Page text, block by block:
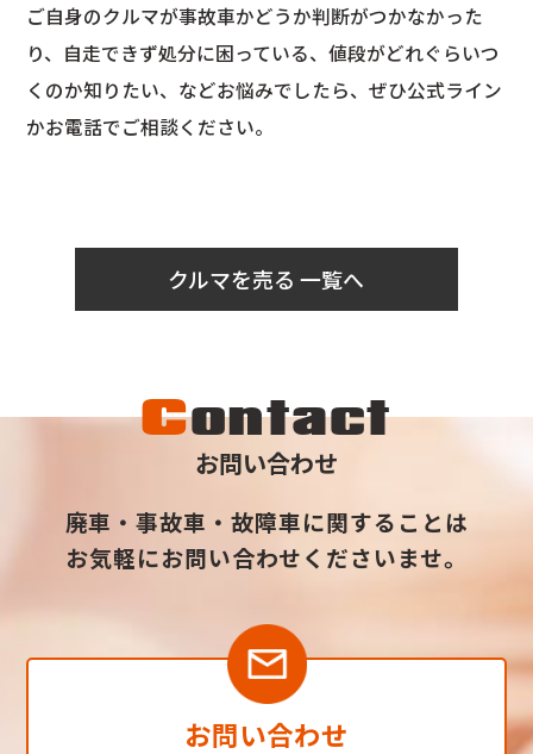
ご自身のクルマが事故車かどうか判断がつかなかった
り、自走できず処分に困っている、値段がどれぐらいつ
くのか知りたい、などお悩みでしたら、ぜひ公式ライン
かお電話でご相談ください。
クルマを売る 一覧へ
Contact
お問い合わせ
廃車・事故車・故障車に関することは
お気軽にお問い合わせくださいませ。
お問い合わせ